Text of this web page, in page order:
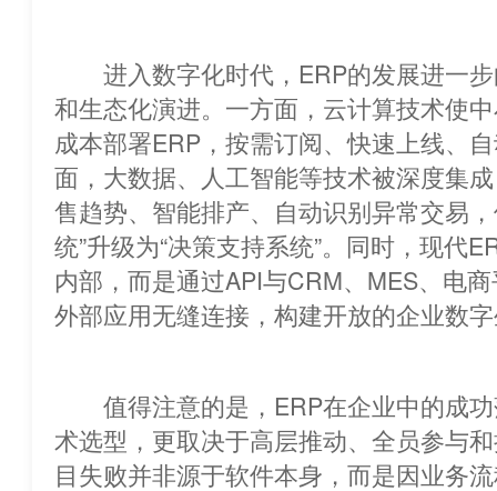
进入数字化时代，ERP的发展进一步
和生态化演进。一方面，云计算技术使
成本部署ERP，按需订阅、快速上线
面，大数据、人工智能等技术被深度集
售趋势、智能排产、自动识别异常交易
统”升级为“决策支持系统”。同时，现代
内部，而是通过API与CRM、MES、电
外部应用无缝连接，构建开放的企业数
值得注意的是，ERP在企业中的成功
术选型，更取决于高层推动、全员参与
目失败并非源于软件本身，而是因业务